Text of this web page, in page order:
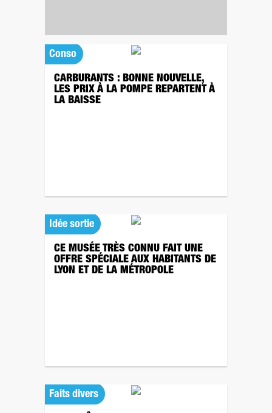
Conso
CARBURANTS : BONNE NOUVELLE,
LES PRIX À LA POMPE REPARTENT À
LA BAISSE
Idée sortie
CE MUSÉE TRÈS CONNU FAIT UNE
OFFRE SPÉCIALE AUX HABITANTS DE
LYON ET DE LA MÉTROPOLE
Faits divers